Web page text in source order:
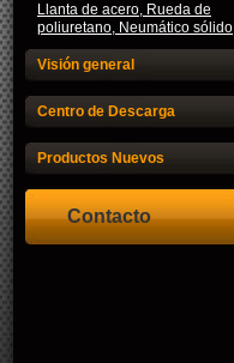
Llanta de acero, Rueda de
poliuretano, Neumático sólido
Visión general
Centro de Descarga
Productos Nuevos
Contacto